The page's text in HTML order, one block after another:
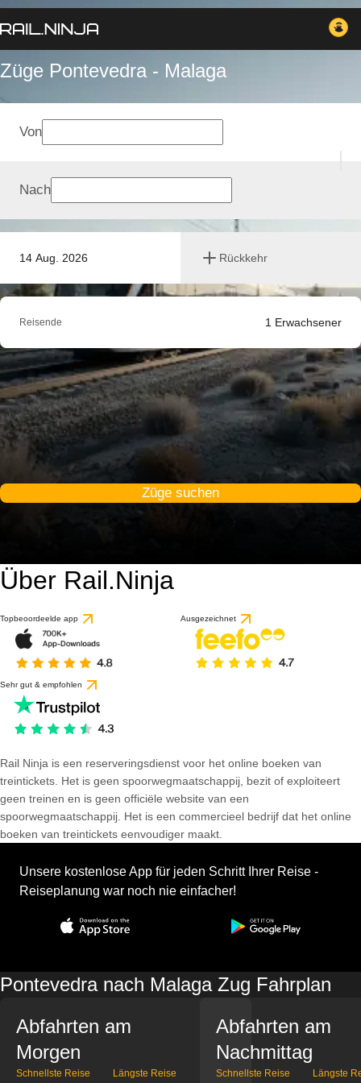
Züge Pontevedra - Malaga
14 Aug. 2026 Rückkehr
Von
Nach
Reisende 1 Erwachsener
Züge suchen
Über Rail.Ninja
Topbeoordeelde app Ausgezeichnet
Sehr gut & empfohlen
Rail Ninja is een reserveringsdienst voor het online boeken van
treintickets. Het is geen spoorwegmaatschappij, bezit of exploiteert
geen treinen en is geen officiële website van een
spoorwegmaatschappij. Het is een commercieel bedrijf dat het online
boeken van treintickets eenvoudiger maakt.
Unsere kostenlose App für jeden Schritt Ihrer Reise -
Reiseplanung war noch nie einfacher!
Pontevedra nach Malaga Zug Fahrplan
Abfahrten am
Morgen
Schnellste Reise Längste Reise
Abfahrten am
Nachmittag
Schnellste Reise Längste